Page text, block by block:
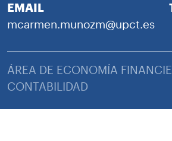
EMAIL
mcarmen.munozm@upct.es
ÁREA DE ECONOMÍA
CONTABILIDAD